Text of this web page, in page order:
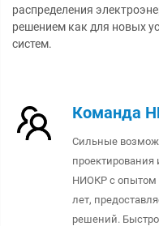
распределения
решением как для новых
систем.
Команда
Сильные
проектирования
НИОКР с опытом
лет,
решений.